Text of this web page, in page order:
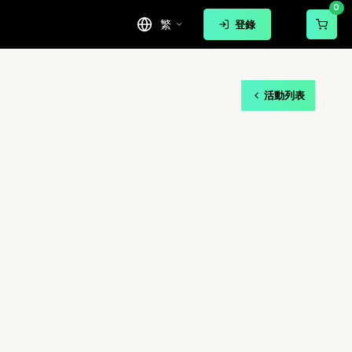
繁 登錄
0
活動列表